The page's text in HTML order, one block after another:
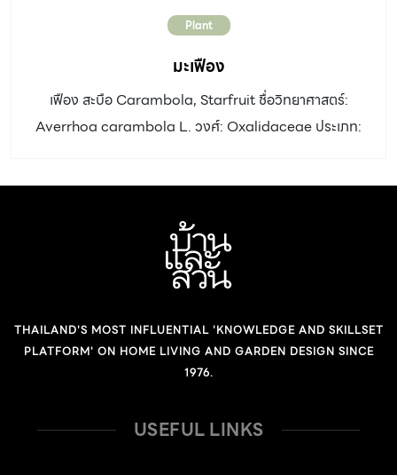
ติ่งแหลม โคนสอบแหลม ขอบเรียบเป็นคลื่นหรือหยักซี่ ดอก:
ดอกเดี่ยวเป็นช่อแยกแขนงแบบช่อกระจุก ออกตามซอกใบ
หรือตามกิ่ง ดอกสีขาวหรือสีเหลืองอ่อนอมเขียว ดอกมีกลิ่น
หอม ออกดอกช่วงเดือนพฤศจิกายนถึงกุมภาพันธ์ ผล: […]
Plant
มะเฟือง
เฟือง สะบือ Carambola, Starfruit ชื่อวิทยาศาสตร์:
Averrhoa carambola L. วงศ์: Oxalidaceae ประเภท:
เปลือกต้นสีน้ำตาล ใบ: ใบประกอบแบบขนนกปลายคี่ ใบย่อย
เซนติเมตร ยาว 10 – 12 เซนติเมตร ปลายใบเป็นติ่งแหลม โคน
ใบมน แผ่นใบบาง ยอดอ่อนมีขนนุ่มปกคลุม ดอก: ช่อดอกเป็น
ช่อกระจุกออกที่ซอกใบ แต่ละช่อมีดอกย่อยจำนวนมาก ดอก
อมชมพูเรื่อ ร่วงง่าย ออกดอกตลอดปี ผล: มีเนื้อนุ่ม […]
THAILAND'S MOST INFLUENTIAL 'KNOWLEDGE AND SKILLSET
PLATFORM' ON HOME LIVING AND GARDEN DESIGN SINCE
1976.
USEFUL LINKS